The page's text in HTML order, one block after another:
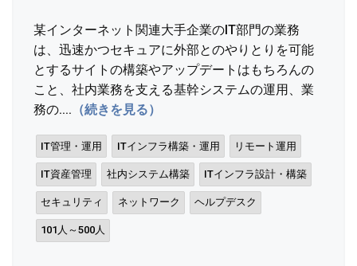
某インターネット関連大手企業のIT部門の業務
は、迅速かつセキュアに外部とのやりとりを可能
とするサイトの構築やアップデートはもちろんの
こと、社内業務を支える基幹システムの運用、業
務の.... （続きを見る）
IT管理・運用 ITインフラ構築・運用 リモート運用
IT資産管理 社内システム構築 ITインフラ設計・構築
セキュリティ ネットワーク ヘルプデスク
101人～500人